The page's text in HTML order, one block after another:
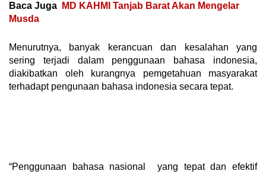
Baca Juga
MD KAHMI Tanjab Barat Akan Mengelar
Musda
Menurutnya, banyak kerancuan dan kesalahan yang
sering terjadi dalam penggunaan bahasa indonesia,
diakibatkan oleh kurangnya pemgetahuan masyarakat
terhadapt pengunaan bahasa indonesia secara tepat.
“Penggunaan bahasa nasional yang tepat dan efektif